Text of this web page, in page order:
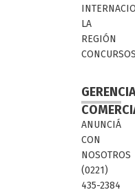
LA
REGIÓN
ANUNCIÁ
CON
NOSOTROS
(0221)
435-2384